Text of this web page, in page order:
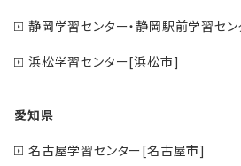
静岡学習センター・静岡駅前学習セ
浜松学習センター[浜松市]
愛知県
名古屋学習センター[名古屋市]